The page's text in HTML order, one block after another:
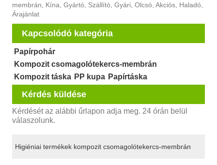
membrán, Kína, Gyártó, Szállító, Gyári, Olcsó, Akciós, Haladó,
Árajánlat
Kapcsolódó kategória
Papírpohár
Kompozit csomagolótekercs-membrán
Kompozit táska PP kupa Papírtáska
Kérdés küldése
Kérdését az alábbi űrlapon adja meg. 24 órán belül
válaszolunk.